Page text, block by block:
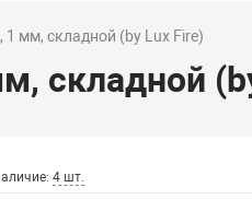
мм, складной (by Lux Fire)
складной
4 шт.